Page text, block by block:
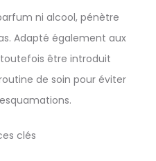
ni alcool, pénètre
Adapté également aux
être introduit
de soin pour éviter
clés